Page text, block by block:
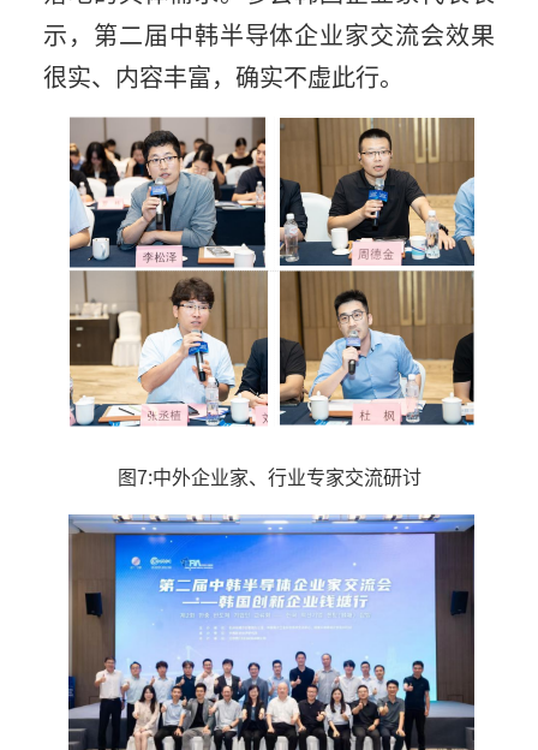
示，第二届中韩半导体企业家交流会效果
很实、内容丰富，确实不虚此行。
图7:中外企业家、行业专家交流研讨